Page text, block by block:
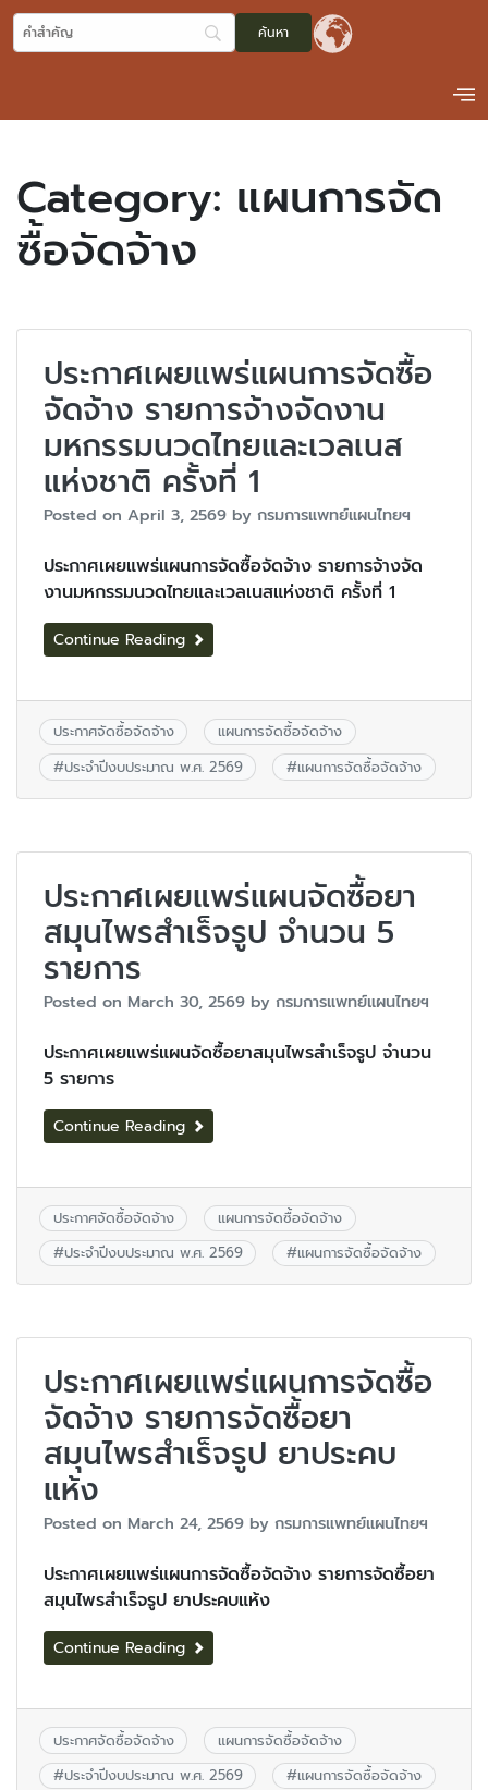
Category: แผนการจัด
ซื้อจัดจ้าง
ประกาศเผยแพร่แผนการจัดซื้อ
จัดจ้าง รายการจ้างจัดงาน
มหกรรมนวดไทยและเวลเนส
แห่งชาติ ครั้งที่ 1
Posted on April 3, 2569 by กรมการแพทย์แผนไทยฯ
ประกาศเผยแพร่แผนการจัดซื้อจัดจ้าง รายการจ้างจัด
งานมหกรรมนวดไทยและเวลเนสแห่งชาติ ครั้งที่ 1
Continue Reading
ประกาศจัดซื้อจัดจ้าง
แผนการจัดซื้อจัดจ้าง
#ประจำปีงบประมาณ พ.ศ. 2569 #แผนการจัดซื้อจัดจ้าง
ประกาศเผยแพร่แผนจัดซื้อยา
สมุนไพรสำเร็จรูป จำนวน 5
รายการ
Posted on March 30, 2569 by กรมการแพทย์แผนไทยฯ
ประกาศเผยแพร่แผนจัดซื้อยาสมุนไพรสำเร็จรูป จำนวน
5 รายการ
Continue Reading
ประกาศจัดซื้อจัดจ้าง
แผนการจัดซื้อจัดจ้าง
#ประจำปีงบประมาณ พ.ศ. 2569 #แผนการจัดซื้อจัดจ้าง
ประกาศเผยแพร่แผนการจัดซื้อ
จัดจ้าง รายการจัดซื้อยา
สมุนไพรสำเร็จรูป ยาประคบ
แห้ง
Posted on March 24, 2569 by กรมการแพทย์แผนไทยฯ
ประกาศเผยแพร่แผนการจัดซื้อจัดจ้าง รายการจัดซื้อยา
สมุนไพรสำเร็จรูป ยาประคบแห้ง
Continue Reading
ประกาศจัดซื้อจัดจ้าง
แผนการจัดซื้อจัดจ้าง
#ประจำปีงบประมาณ พ.ศ. 2569 #แผนการจัดซื้อจัดจ้าง